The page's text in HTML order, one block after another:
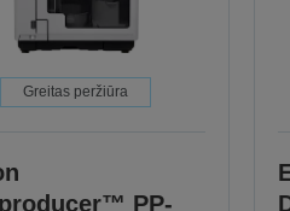
Greitas peržiūra
PP-